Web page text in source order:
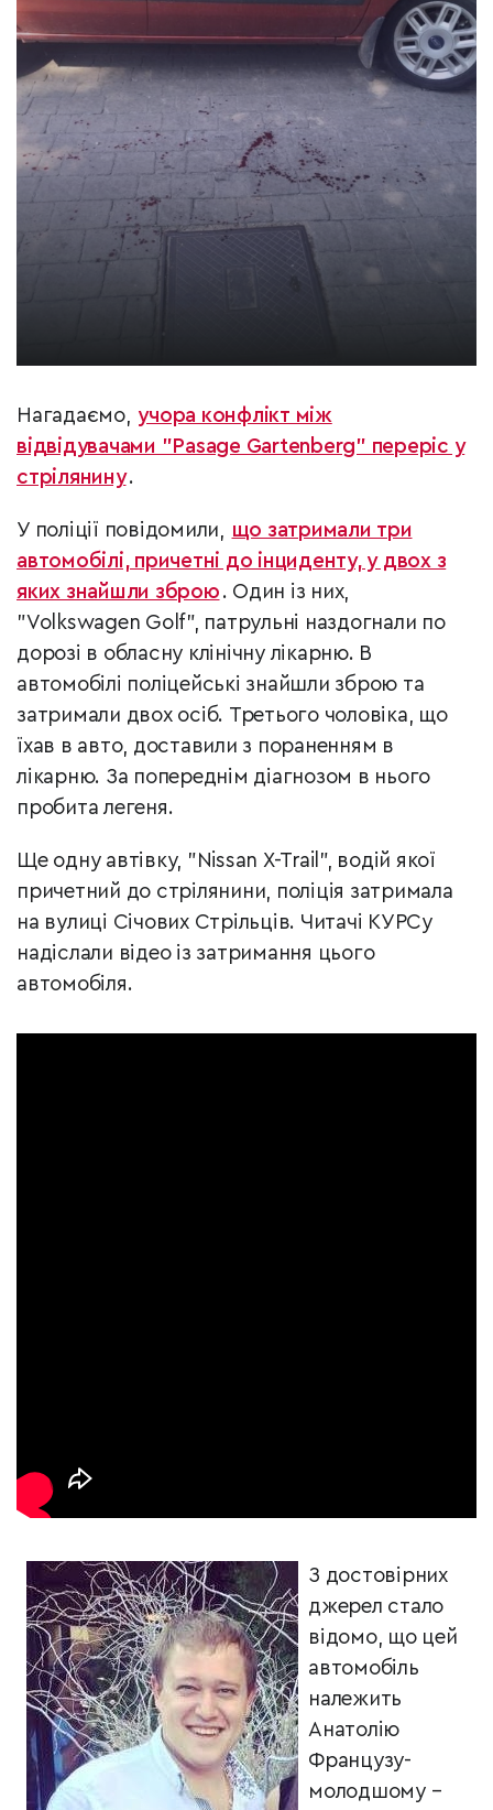
Нагадаємо, учора конфлікт між
відвідувачами "Pasage Gartenberg" переріс у
стрілянину.
У поліції повідомили, що затримали три
автомобілі, причетні до інциденту, у двох з
яких знайшли зброю . Один із них,
"Volkswagen Golf", патрульні наздогнали по
дорозі в обласну клінічну лікарню. В
автомобілі поліцейські знайшли зброю та
затримали двох осіб. Третього чоловіка, що
їхав в авто, доставили з пораненням в
лікарню. За попереднім діагнозом в нього
пробита легеня.
Ще одну автівку, "Nissan X-Trail", водій якої
причетний до стрілянини, поліція затримала
на вулиці Січових Стрільців. Читачі КУРСу
надіслали відео із затримання цього
автомобіля.
З достовірних
джерел стало
відомо, що цей
автомобіль
належить
Анатолію
Французу-
молодшому –